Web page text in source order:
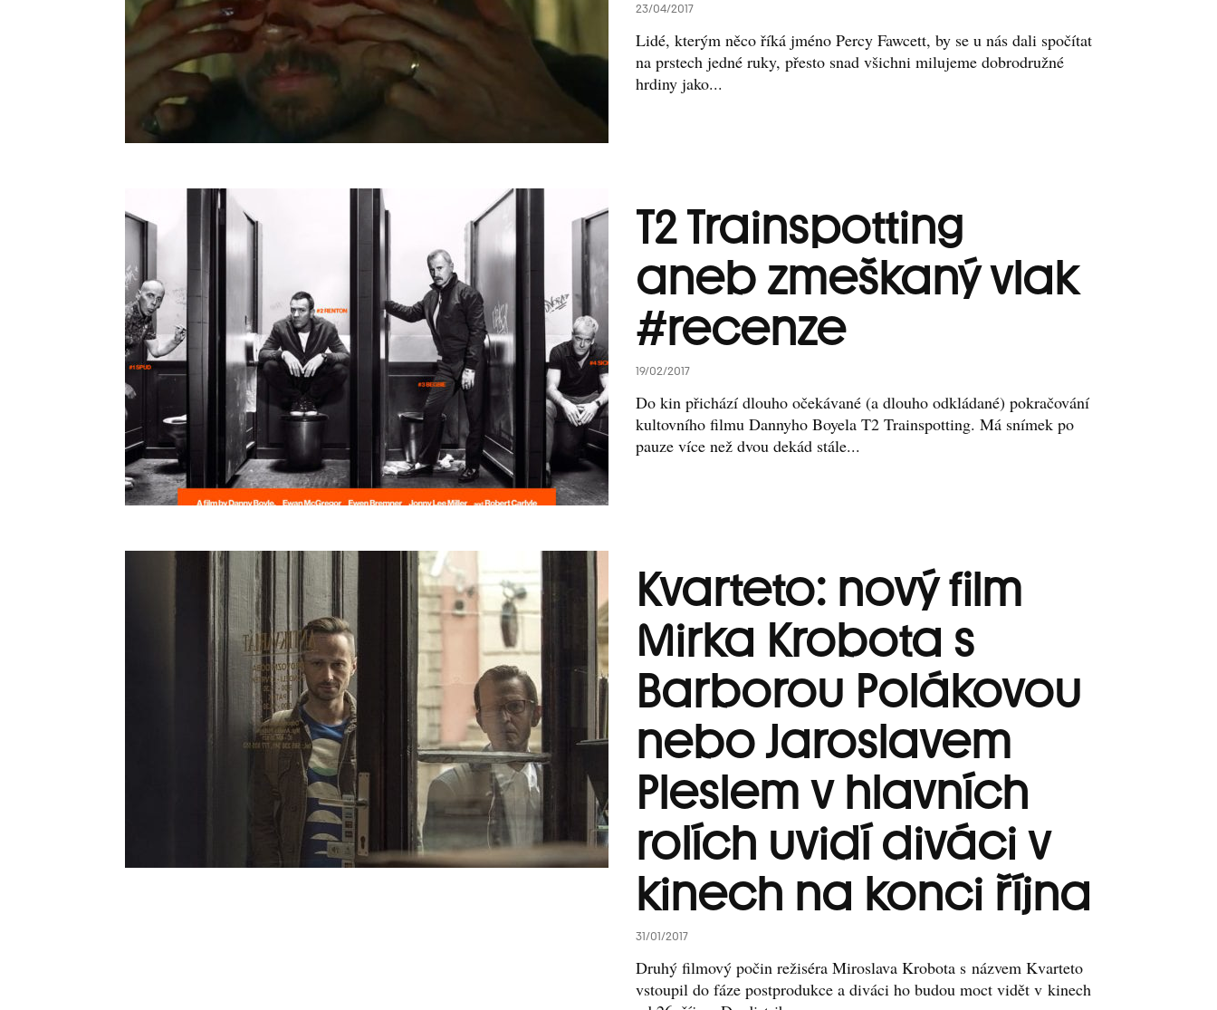
23/04/2017
Lidé, kterým něco říká jméno Percy Fawcett, by se u nás dali spočítat
na prstech jedné ruky, přesto snad všichni milujeme dobrodružné
hrdiny jako...
T2 Trainspotting
aneb zmeškaný vlak
#recenze
19/02/2017
Do kin přichází dlouho očekávané (a dlouho odkládané) pokračování
kultovního filmu Dannyho Boyela T2 Trainspotting. Má snímek po
pauze více než dvou dekád stále...
Kvarteto: nový film
Mirka Krobota s
Barborou Polákovou
nebo Jaroslavem
Pleslem v hlavních
rolích uvidí diváci v
kinech na konci října
31/01/2017
Druhý filmový počin režiséra Miroslava Krobota s názvem Kvarteto
vstoupil do fáze postprodukce a diváci ho budou moct vidět v kinech